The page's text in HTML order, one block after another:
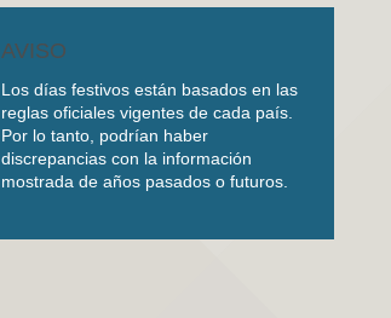
AVISO
Los días festivos están basados en las
reglas oficiales vigentes de cada país.
Por lo tanto, podrían haber
discrepancias con la información
mostrada de años pasados o futuros.